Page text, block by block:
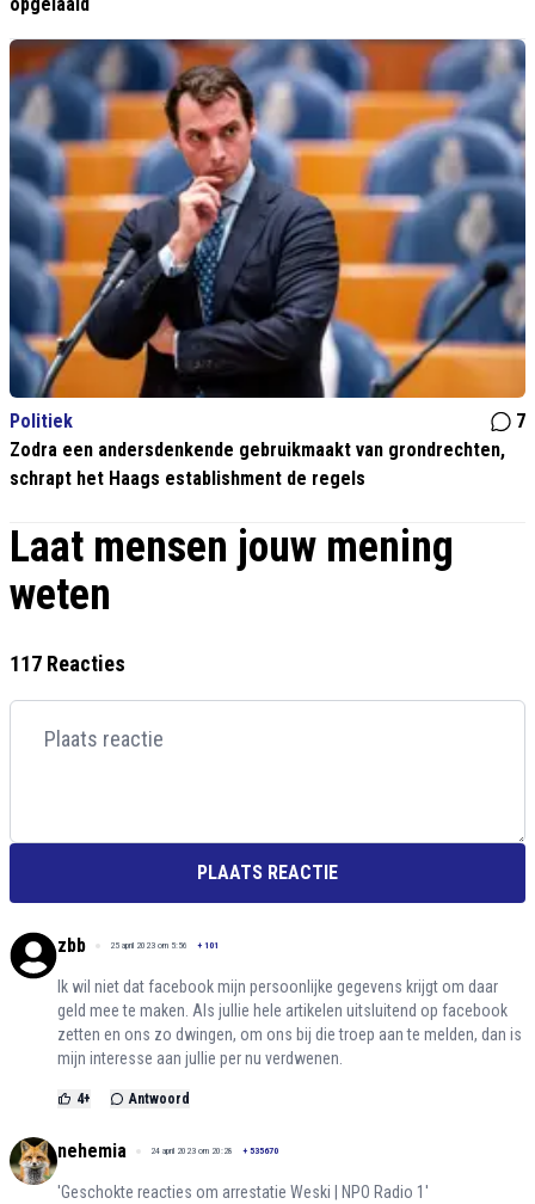
opgelaaid
Politiek
7
Zodra een andersdenkende gebruikmaakt van grondrechten,
schrapt het Haags establishment de regels
Laat mensen jouw mening
weten
117 Reacties
PLAATS REACTIE
zbb 25 april 2023 om 5:56 + 101
Ik wil niet dat facebook mijn persoonlijke gegevens krijgt om daar
geld mee te maken. Als jullie hele artikelen uitsluitend op facebook
zetten en ons zo dwingen, om ons bij die troep aan te melden, dan is
mijn interesse aan jullie per nu verdwenen.
4+ Antwoord
nehemia 24 april 2023 om 20:28 + 535670
'Geschokte reacties om arrestatie Weski | NPO Radio 1'